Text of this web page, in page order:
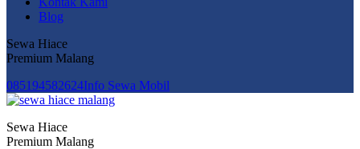
Blog
Sewa Hiace
Premium Malang
085194582624‬Info Sewa Mobil
Sewa Hiace
Premium Malang